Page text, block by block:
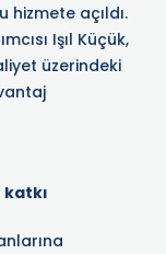
açıldı.
Işıl Küçük,
üzerindeki